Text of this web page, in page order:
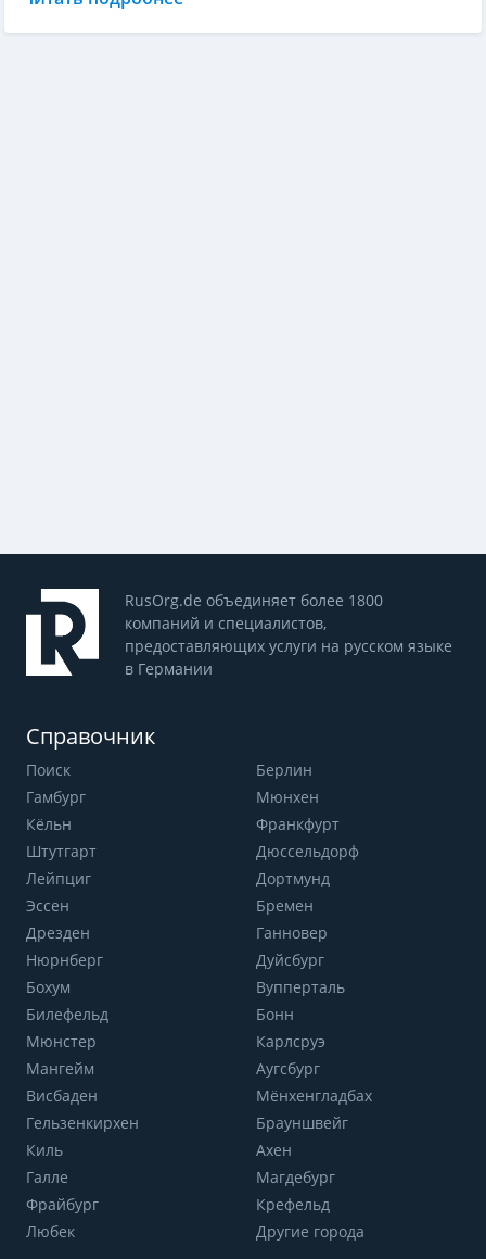
RusOrg.de объединяет более 1800
компаний и специалистов,
предоставляющих услуги на русском языке
в Германии
Справочник
Поиск
Берлин
Гамбург
Мюнхен
Кёльн
Франкфурт
Штутгарт
Дюссельдорф
Лейпциг
Дортмунд
Эссен
Бремен
Дрезден
Ганновер
Нюрнберг
Дуйсбург
Бохум
Вупперталь
Билефельд
Бонн
Мюнстер
Карлсруэ
Мангейм
Аугсбург
Висбаден
Мёнхенгладбах
Гельзенкирхен
Брауншвейг
Киль
Ахен
Галле
Магдебург
Фрайбург
Крефельд
Любек
Другие города